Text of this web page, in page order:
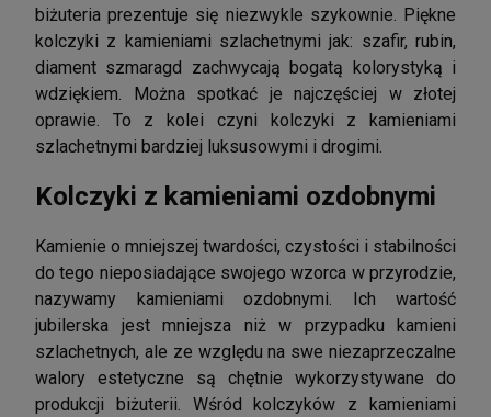
biżuteria prezentuje się niezwykle szykownie. Piękne
kolczyki z kamieniami szlachetnymi jak: szafir, rubin,
diament szmaragd zachwycają bogatą kolorystyką i
wdziękiem. Można spotkać je najczęściej w złotej
oprawie. To z kolei czyni kolczyki z kamieniami
szlachetnymi bardziej luksusowymi i drogimi.
Kolczyki z kamieniami ozdobnymi
Kamienie o mniejszej twardości, czystości i stabilności
do tego nieposiadające swojego wzorca w przyrodzie,
nazywamy kamieniami ozdobnymi. Ich wartość
jubilerska jest mniejsza niż w przypadku kamieni
szlachetnych, ale ze względu na swe niezaprzeczalne
walory estetyczne są chętnie wykorzystywane do
produkcji biżuterii. Wśród kolczyków z kamieniami